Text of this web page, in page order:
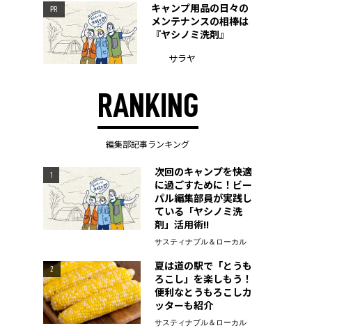
PR
キャンプ用品の日々の
メンテナンスの相棒は
『ヤシノミ洗剤』
サラヤ
RANKING
編集部記事ランキング
1
次回のキャンプを快適
に過ごすために！ビー
パル編集部員が実践し
ている「ヤシノミ洗
剤」活用術!!
サスティナブル＆ローカル
2
夏は道の駅で「とうも
ろこし」を楽しもう！
便利なとうもろこしカ
ッターも紹介
サスティナブル＆ローカル